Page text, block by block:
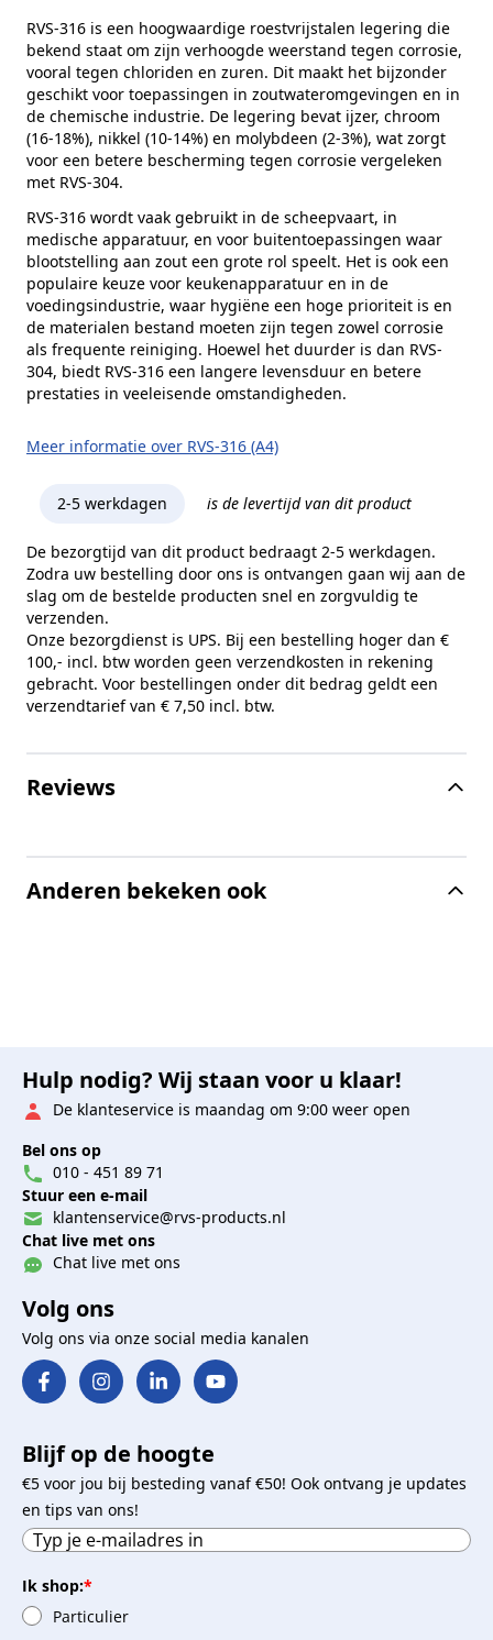
Kophoogte (k)
12 mm
Kopdiameter (dk)
18 mm
Aandrijving
Binnenzeskant
Inhoud verpakking
25 stuks
Merk
RVS Products
RVS-316 is een hoogwaardige roestvrijstalen legering die
bekend staat om zijn verhoogde weerstand tegen corrosie,
vooral tegen chloriden en zuren. Dit maakt het bijzonder
geschikt voor toepassingen in zoutwateromgevingen en in
de chemische industrie. De legering bevat ijzer, chroom
(16-18%), nikkel (10-14%) en molybdeen (2-3%), wat zorgt
voor een betere bescherming tegen corrosie vergeleken
met RVS-304.
RVS-316 wordt vaak gebruikt in de scheepvaart, in
medische apparatuur, en voor buitentoepassingen waar
blootstelling aan zout een grote rol speelt. Het is ook een
populaire keuze voor keukenapparatuur en in de
voedingsindustrie, waar hygiëne een hoge prioriteit is en
de materialen bestand moeten zijn tegen zowel corrosie
als frequente reiniging. Hoewel het duurder is dan RVS-
304, biedt RVS-316 een langere levensduur en betere
prestaties in veeleisende omstandigheden.
Meer informatie over RVS-316 (A4)
2-5 werkdagen is de levertijd van dit product
De bezorgtijd van dit product bedraagt 2-5 werkdagen.
Zodra uw bestelling door ons is ontvangen gaan wij aan de
slag om de bestelde producten snel en zorgvuldig te
verzenden.
Onze bezorgdienst is UPS. Bij een bestelling hoger dan €
100,- incl. btw worden geen verzendkosten in rekening
gebracht. Voor bestellingen onder dit bedrag geldt een
verzendtarief van € 7,50 incl. btw.
Reviews
Anderen bekeken ook
Hulp nodig? Wij staan voor u klaar!
De klanteservice is maandag om 9:00 weer open
Bel ons op
010 - 451 89 71
Stuur een e-mail
klantenservice@rvs-products.nl
Chat live met ons
Chat live met ons
Volg ons
Volg ons via onze social media kanalen
Blijf op de hoogte
€5 voor jou bij besteding vanaf €50! Ook ontvang je updates
en tips van ons!
Ik shop:*
Particulier